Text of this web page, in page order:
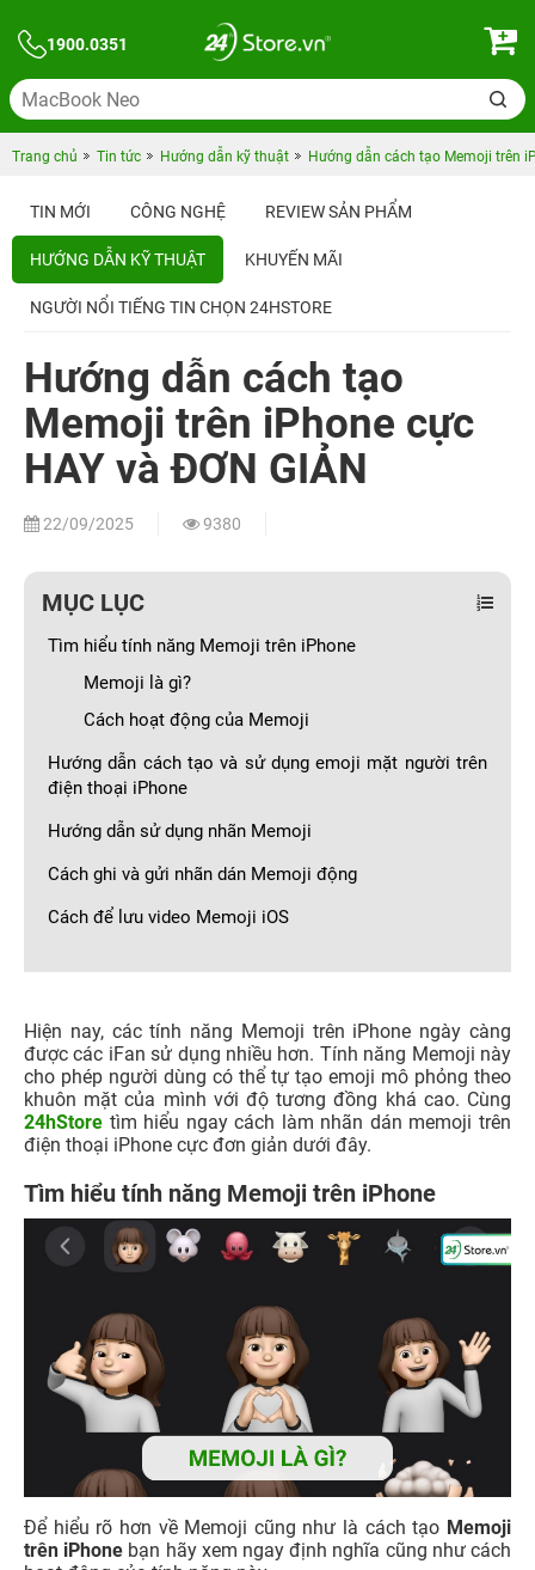
1900.0351
Trang chủ Tin tức Hướng dẫn kỹ thuật Hướng dẫn cách tạo Memoji trên
TIN MỚI CÔNG NGHỆ REVIEW SẢN PHẨM
HƯỚNG DẪN KỸ THUẬT KHUYẾN MÃI
NGƯỜI NỔI TIẾNG TIN CHỌN 24HSTORE
Hướng dẫn cách tạo
Memoji trên iPhone cực
HAY và ĐƠN GIẢN
22/09/2025 9380
MỤC LỤC
Tìm hiểu tính năng Memoji trên iPhone
Memoji là gì?
Cách hoạt động của Memoji
Hướng dẫn cách tạo và sử dụng emoji mặt người trên
điện thoại iPhone
Hướng dẫn sử dụng nhãn Memoji
Cách ghi và gửi nhãn dán Memoji động
Cách để lưu video Memoji iOS
Hiện nay, các tính năng Memoji trên iPhone ngày càng
được các iFan sử dụng nhiều hơn. Tính năng Memoji này
cho phép người dùng có thể tự tạo emoji mô phỏng theo
khuôn mặt của mình với độ tương đồng khá cao. Cùng
24hStore tìm hiểu ngay cách làm nhãn dán memoji trên
điện thoại iPhone cực đơn giản dưới đây.
Tìm hiểu tính năng Memoji trên iPhone
Để hiểu rõ hơn về Memoji cũng như là cách tạo Memoji
trên iPhone bạn hãy xem ngay định nghĩa cũng như cách